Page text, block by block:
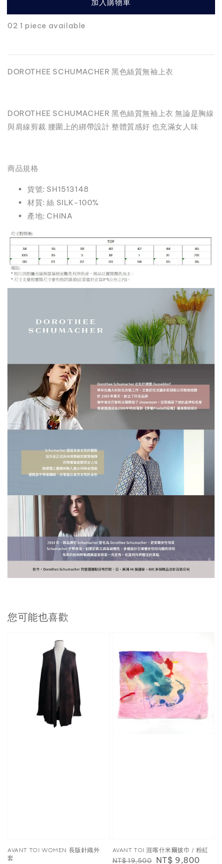
加入購物車
02 1 piece available
DOROTHEE SCHUMACHER 黑色絲質無袖上衣
DOROTHEE SCHUMACHER 黑色絲質無袖上衣 無論是胸線
與肩線剪裁 腰圍上的綁帶設計 整體質感好 也充滿女人味
商品規格
貨號: SH1513148
材質: 絲 SILK-100%
產地: CHINA
您可能也喜歡
AVANT TOI WOMEN 長版針織外
套
AVANT TOI 混喀什米爾披巾 / 粉紅
Regular
NT$ 19,500 Sale
NT$ 9,800